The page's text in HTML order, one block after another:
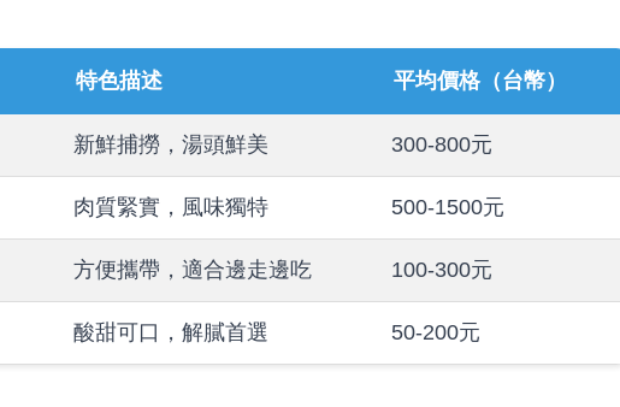
特色描述 平均價格（台幣）
新鮮捕撈，湯頭鮮美 300-800元
肉質緊實，風味獨特 500-1500元
方便攜帶，適合邊走邊吃 100-300元
酸甜可口，解膩首選 50-200元